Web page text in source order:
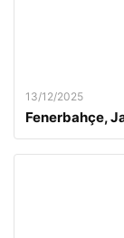
13/12/2025
Fenerbahçe,